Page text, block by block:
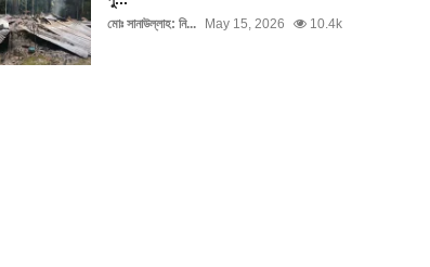
মোঃ সানাউল্লাহ: নি... May 15, 2026 10.4k